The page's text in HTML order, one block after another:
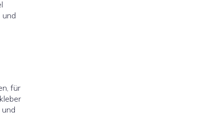
und
für